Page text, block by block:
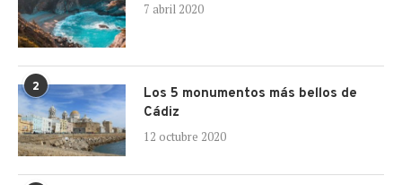
7 abril 2020
2
Los 5 monumentos más bellos de
Cádiz
12 octubre 2020